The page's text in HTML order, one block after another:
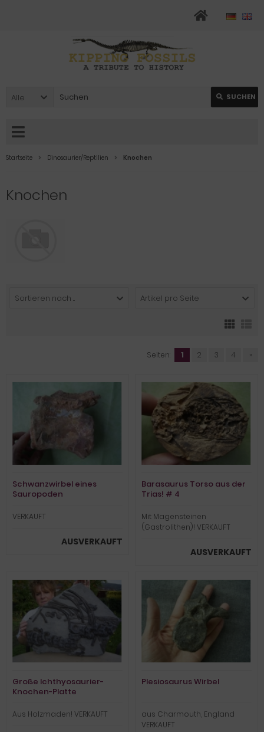
Alle SUCHEN
Startseite Dinosaurier/Reptilien Knochen
Knochen
Sortieren nach ... Artikel pro Seite
Seiten: 1 2 3 4 »
Schwanzwirbel eines
Sauropoden
VERKAUFT
AUSVERKAUFT
Barasaurus Torso aus der
Trias! # 4
Mit Magensteinen
(Gastrolithen)! VERKAUFT
AUSVERKAUFT
Große Ichthyosaurier-
Knochen-Platte
Aus Holzmaden! VERKAUFT
Plesiosaurus Wirbel
aus Charmouth, England
VERKAUFT